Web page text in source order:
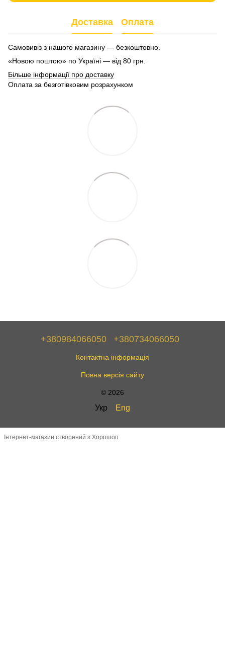
Доставка Оплата
Самовивіз з нашого магазину — безкоштовно.
«Новою поштою» по Україні — від 80 грн.
Більше інформації про доставку
Оплата за безготівковим розрахунком
+380984066050 +380734066050
Контактна інформація
Повна версія сайту
© 2026
Укр Eng
Інтернет-магазин створений з Хорошоп